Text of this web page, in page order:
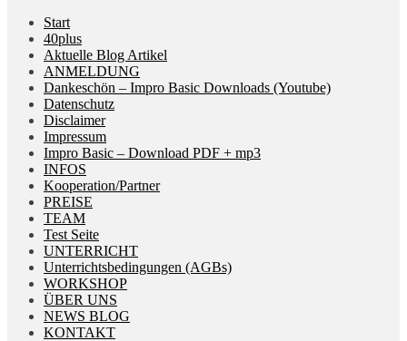
Start
40plus
Aktuelle Blog Artikel
ANMELDUNG
Dankeschön – Impro Basic Downloads (Youtube)
Datenschutz
Disclaimer
Impressum
Impro Basic – Download PDF + mp3
INFOS
Kooperation/Partner
PREISE
TEAM
Test Seite
UNTERRICHT
Unterrichtsbedingungen (AGBs)
WORKSHOP
ÜBER UNS
NEWS BLOG
KONTAKT